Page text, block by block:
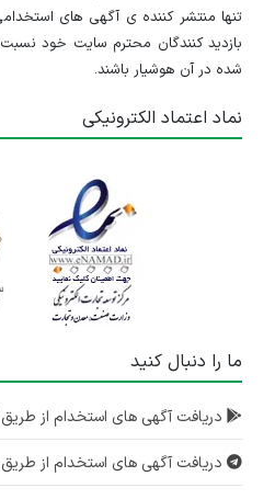
کارشناس فروش-مهندس
تهران
تنها منتشر کننده ی آگهی های
بازدید کنندگان محترم سایت خود
شده در آن هوشیار باشند.
نماد اعتماد الکترونیکی
ما را دنبال کنید
دریافت آگهی های استخدام از طریق
دریافت آگهی های استخدام از طریق